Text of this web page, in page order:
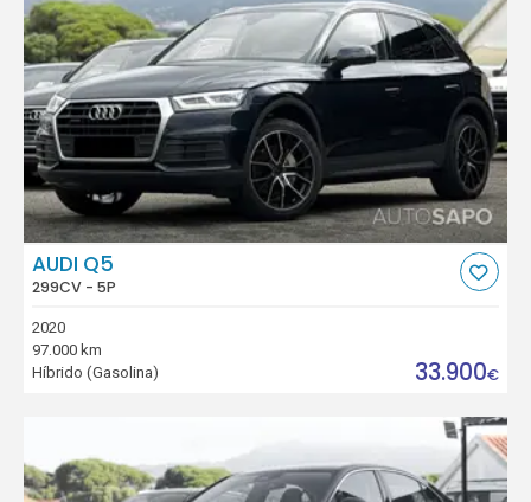
AUDI Q5
299CV - 5P
2020
97.000 km
Híbrido (Gasolina)
33.900€